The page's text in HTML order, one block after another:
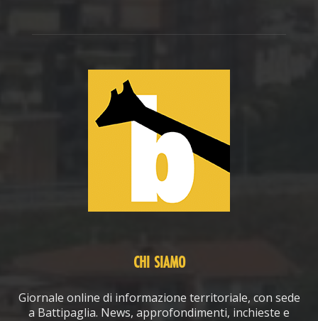
CHI SIAMO
Giornale online di informazione territoriale, con sede
a Battipaglia. News, approfondimenti, inchieste e